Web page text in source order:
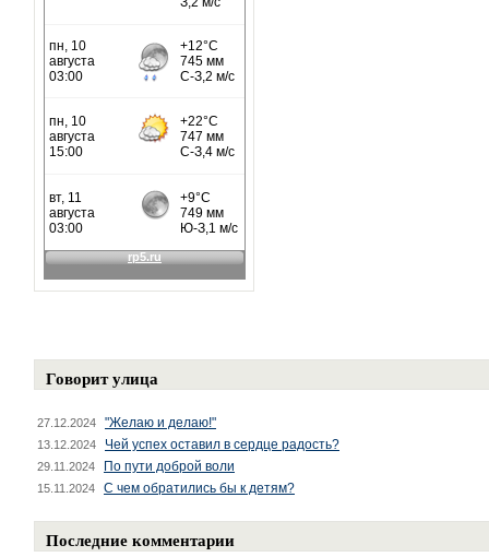
Говорит улица
27.12.2024 "Желаю и делаю!"
13.12.2024 Чей успех оставил в сердце радость?
29.11.2024 По пути доброй воли
15.11.2024 С чем обратились бы к детям?
Последние комментарии